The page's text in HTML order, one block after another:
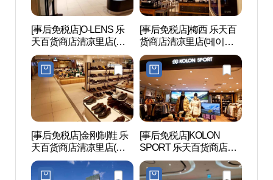
[事后免税店]O-LENS 乐
天百货商店清凉里店(오
렌즈 롯데백화점 청량리
점)
[事后免税店]梅西 乐天百
货商店清凉里店(메이시
스 롯데백화점 청량리점)
[事后免税店]金刚制鞋 乐
天百货商店清凉里店(금
강제화 롯데백화점 청량
리점)
[事后免税店]KOLON
SPORT 乐天百货商店清
凉里店(코오롱스포츠 롯
데백화점 청량리점)